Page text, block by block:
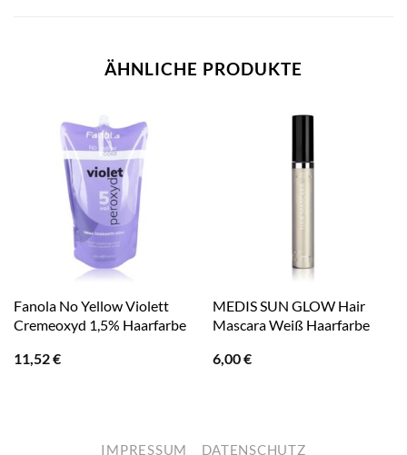
ÄHNLICHE PRODUKTE
Fanola No Yellow Violett
Cremeoxyd 1,5% Haarfarbe
11,52€
MEDIS SUN GLOW Hair
Mascara Weiß Haarfarbe
6,00€
IMPRESSUM DATENSCHUTZ